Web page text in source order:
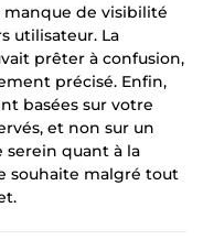
de visibilité
utilisateur. La
prêter à confusion,
précisé. Enfin,
basées sur votre
et non sur un
serein quant à la
souhaite malgré tout